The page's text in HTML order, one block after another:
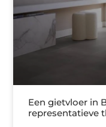
Een gietvloer in
representatieve